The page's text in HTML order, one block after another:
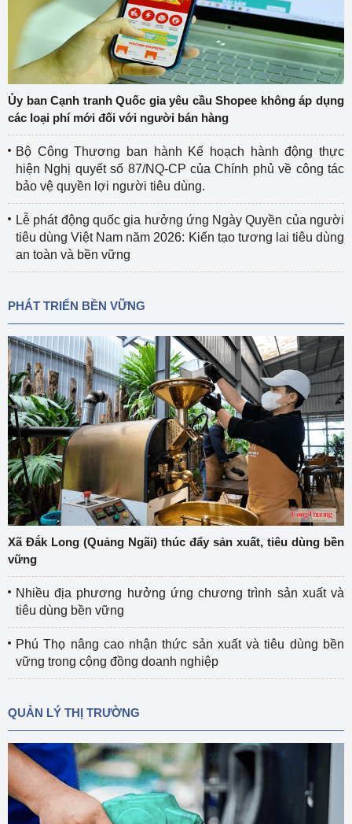
Ủy ban Cạnh tranh Quốc gia yêu cầu Shopee không áp dụng
các loại phí mới đối với người bán hàng
Bộ Công Thương ban hành Kế hoạch hành động thực
hiện Nghị quyết số 87/NQ-CP của Chính phủ về công tác
bảo vệ quyền lợi người tiêu dùng.
Lễ phát động quốc gia hưởng ứng Ngày Quyền của người
tiêu dùng Việt Nam năm 2026: Kiến tạo tương lai tiêu dùng
an toàn và bền vững
PHÁT TRIỂN BỀN VỮNG
Xã Đắk Long (Quảng Ngãi) thúc đẩy sản xuất, tiêu dùng bền
vững
Nhiều địa phương hưởng ứng chương trình sản xuất và
tiêu dùng bền vững
Phú Thọ nâng cao nhận thức sản xuất và tiêu dùng bền
vững trong cộng đồng doanh nghiệp
QUẢN LÝ THỊ TRƯỜNG